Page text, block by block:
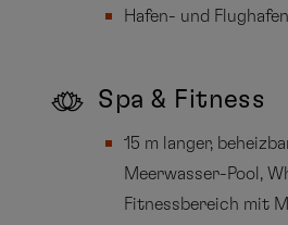
Hafen- und
Spa & Fitness
15 m langer,
Meerwasser-Pool,
Fitnessbereich mit